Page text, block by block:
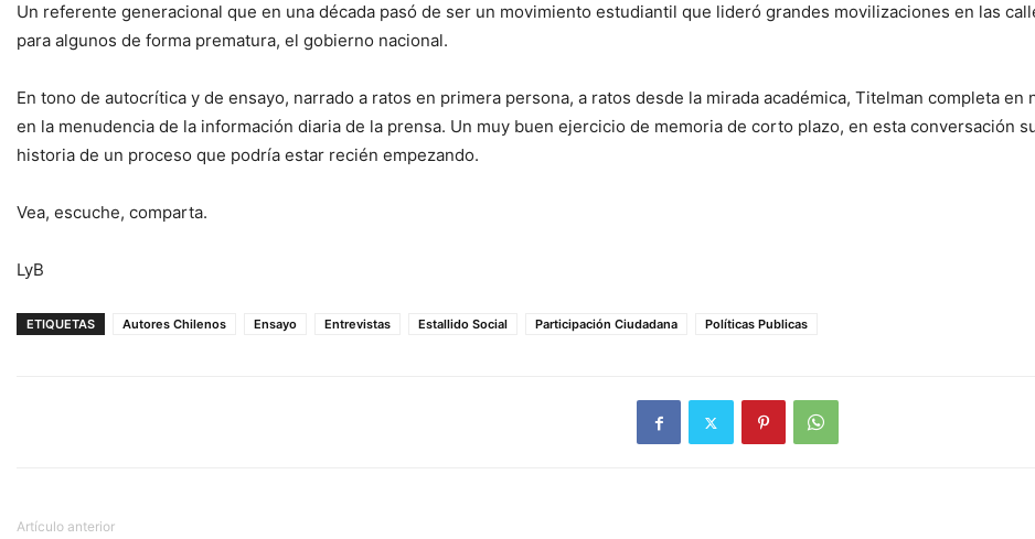
Un referente generacional que en una década pasó de ser un movimiento estudiantil que lideró grandes movilizaciones en las
para algunos de forma prematura, el gobierno nacional.
En tono de autocrítica y de ensayo, narrado a ratos en primera persona, a ratos desde la mirada académica, Titelman completa
en la menudencia de la información diaria de la prensa. Un muy buen ejercicio de memoria de corto plazo, en esta conversación
historia de un proceso que podría estar recién empezando.
Vea, escuche, comparta.
LyB
ETIQUETAS Autores Chilenos Ensayo Entrevistas Estallido Social Participación Ciudadana Políticas Publicas
Artículo anterior